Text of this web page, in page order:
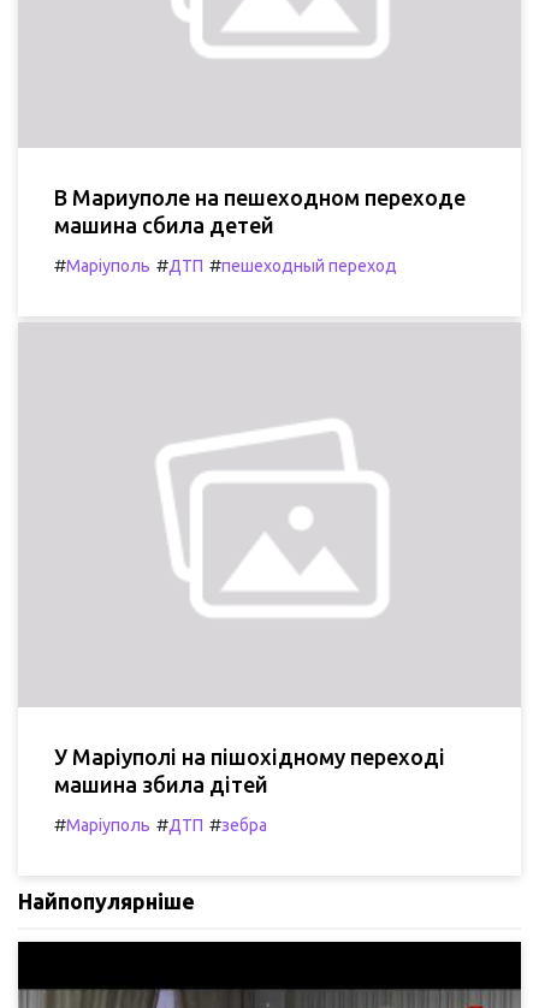
В Мариуполе на пешеходном переходе
машина сбила детей
#Маріуполь #ДТП #пешеходный переход
У Маріуполі на пішохідному переході
машина збила дітей
#Маріуполь #ДТП #зебра
Найпопулярніше